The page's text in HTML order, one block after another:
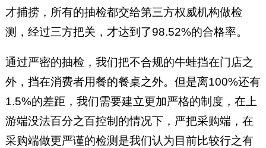
才捕捞，所有的抽检都交给第三方权威机构做检
测，经过三方把关，才达到了98.52%的合格率。
通过严密的抽检，我们把不合规的牛蛙挡在门店之
外，挡在消费者用餐的餐桌之外。但是离100%还有
1.5%的差距，我们需要建立更加严格的制度，在上
游端没法百分之百控制的情况下，严把采购端，在
采购端做更严谨的检测是我们认为目前比较行之有